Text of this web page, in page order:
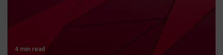
4 min read